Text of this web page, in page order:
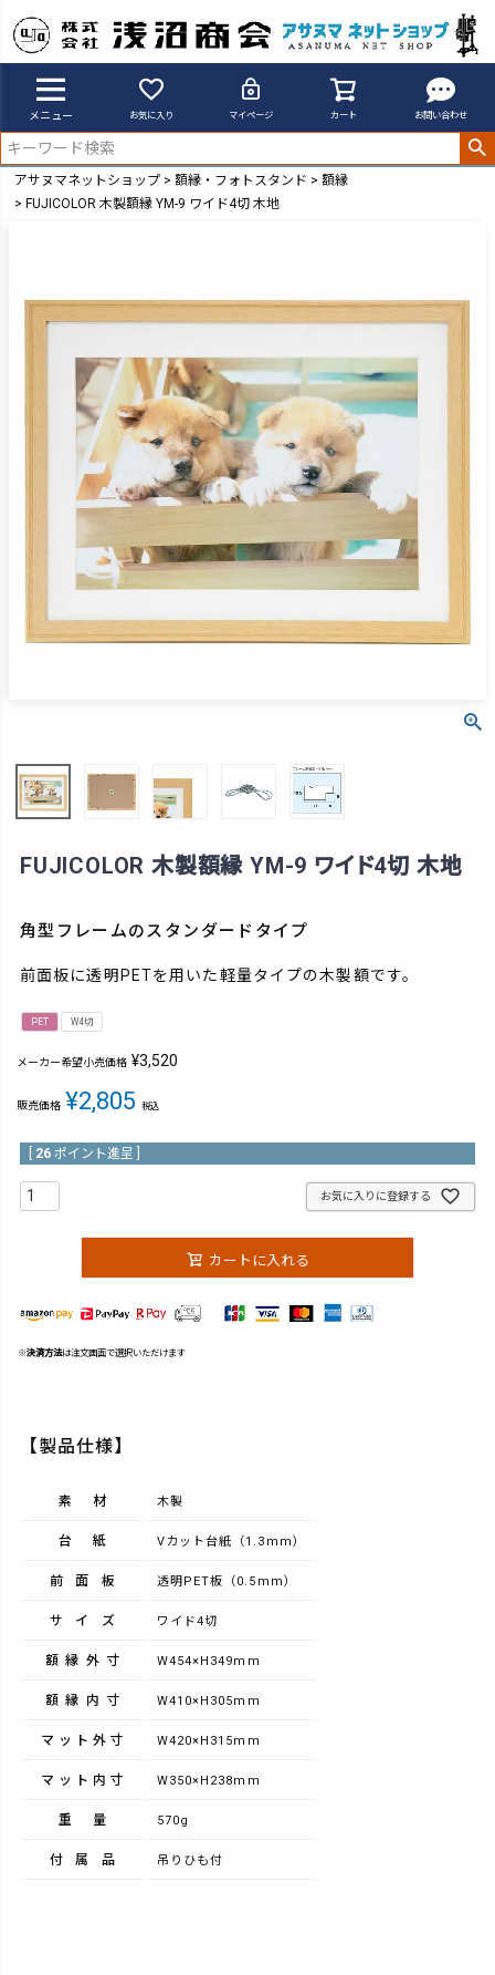
メニュー お気に入り マイページ カート お問い合わせ
アサヌマネットショップ 額縁・フォトスタンド
額縁
FUJICOLOR 木製額縁 YM-9 ワイド4切 木地
FUJICOLOR 木製額縁 YM-9 ワイド4切 木地
角型フレームのスタンダードタイプ
前面板に透明PETを用いた軽量タイプの木製額です。
PET W4切
メーカー希望小売価格 ¥3,520
販売価格 ¥2,805 税込
26 ポイント進呈 ]
お気に入りに登録する
カートに入れる
※決済方法は注文画面で選択いただけます
【製品仕様】
素材 木製
台紙 Vカット台紙（1.3mm）
前面板 透明PET板（0.5mm）
サイズ ワイド4切
額縁外寸 W454×H349mm
額縁内寸 W410×H305mm
マット外寸 W420×H315mm
マット内寸 W350×H238mm
重量 570g
付属品 吊りひも付